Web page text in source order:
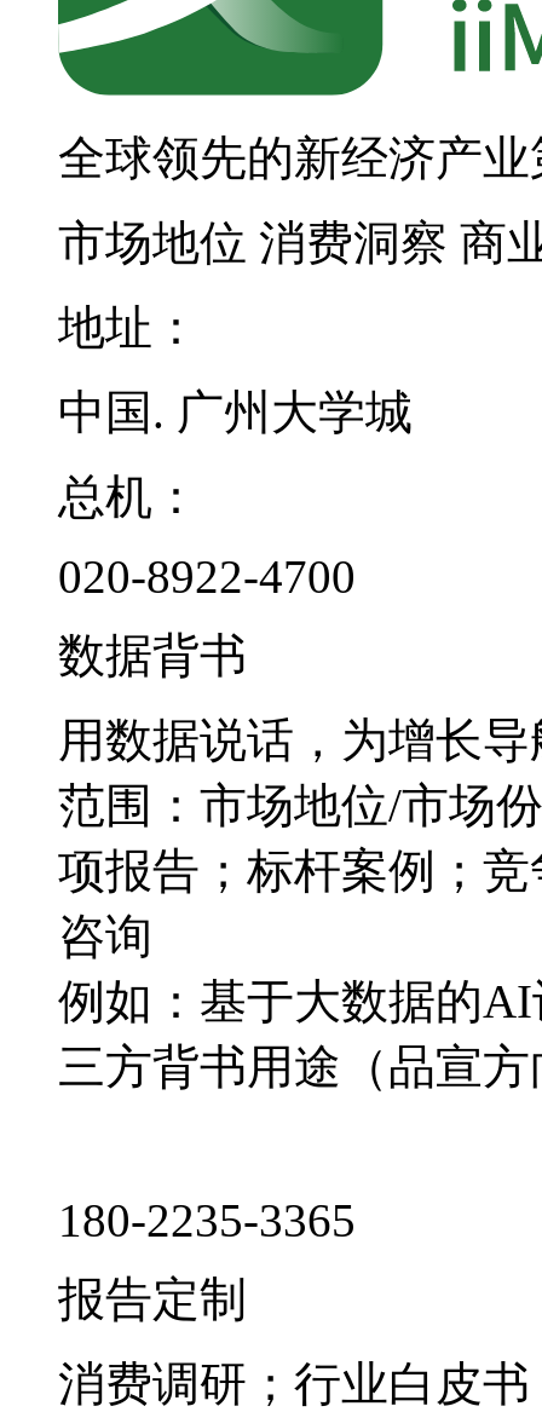
全球领先的新经济产
市场地位 消费洞察 商
地址：
中国. 广州大学城
总机：
020-8922-4700
数据背书
用数据说话，为增长导
范围：市场地位/市场
项报告；标杆案例；
咨询
例如：基于大数据的
三方背书用途（品宣
180-2235-3365
报告定制
消费调研；行业白皮